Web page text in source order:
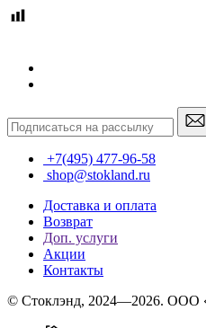
+7(495) 477-96-58
shop@stokland.ru
Доставка и оплата
Возврат
Доп. услуги
Акции
Контакты
© Стоклэнд, 2024—2026.